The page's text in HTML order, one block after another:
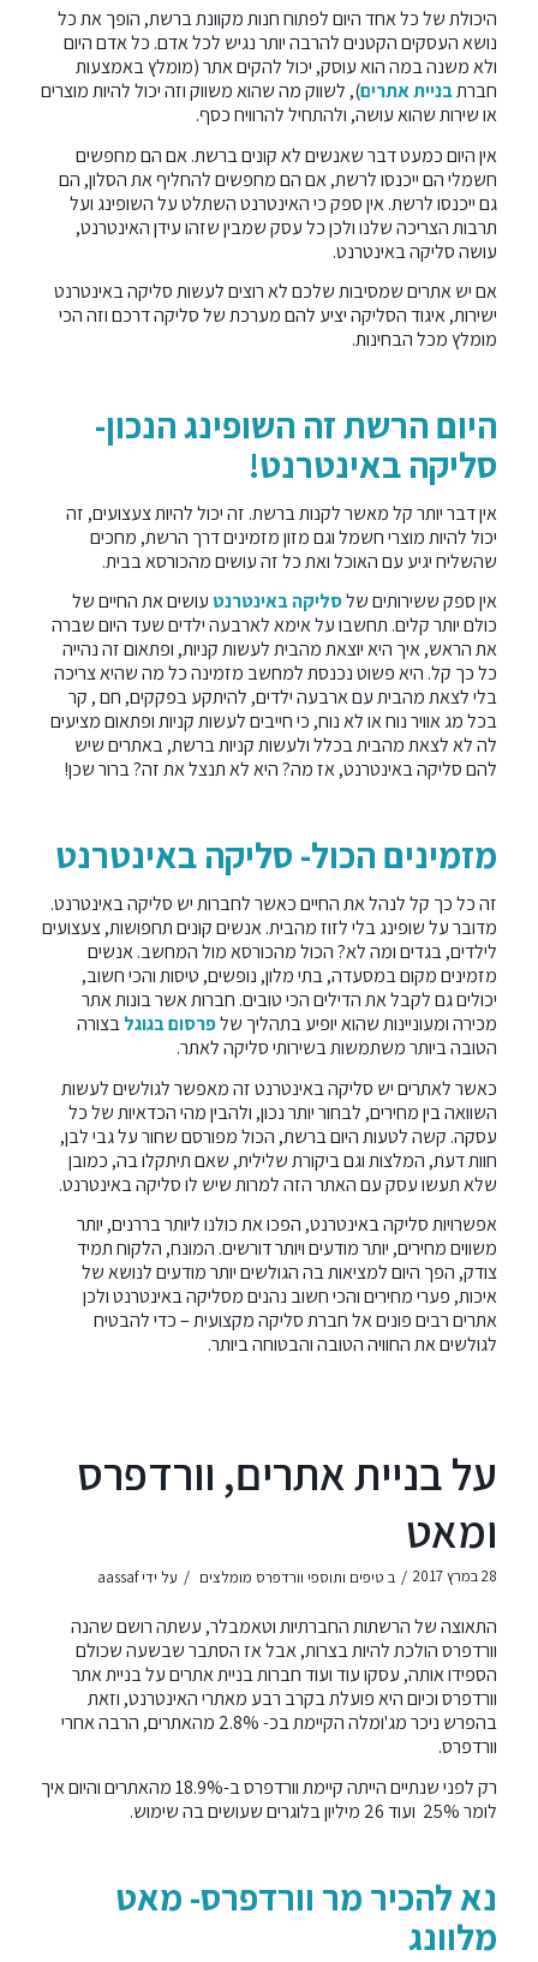
היכולת של כל אחד היום לפתוח חנות מקוונת ברשת, הופך את כל
נושא העסקים הקטנים להרבה יותר נגיש לכל אדם. כל אדם היום
ולא משנה במה הוא עוסק, יכול להקים אתר (מומלץ באמצעות
חברתבניית אתרים), לשווק מה שהוא משווק וזה יכול להיות מוצרים
או שירות שהוא עושה, ולהתחיל להרוויח כסף.
אין היום כמעט דבר שאנשים לא קונים ברשת. אם הם מחפשים
חשמלי הם ייכנסו לרשת, אם הם מחפשים להחליף את הסלון, הם
גם ייכנסו לרשת. אין ספק כי האינטרנט השתלט על השופינג ועל
תרבות הצריכה שלנו ולכן כל עסק שמבין שזהו עידן האינטרנט,
עושה סליקה באינטרנט.
אם יש אתרים שמסיבות שלכם לא רוצים לעשות סליקה באינטרנט
ישירות, איגוד הסליקה יציע להם מערכת של סליקה דרכם וזה הכי
מומלץ מכל הבחינות.
היום הרשת זה השופינג הנכון-
סליקה באינטרנט!
אין דבר יותר קל מאשר לקנות ברשת. זה יכול להיות צעצועים, זה
יכול להיות מוצרי חשמל וגם מזון מזמינים דרך הרשת, מחכים
שהשליח יגיע עם האוכל ואת כל זה עושים מהכורסא בבית.
אין ספק ששירותים שלסליקה באינטרנט עושים את החיים של
כולם יותר קלים. תחשבו על אימא לארבעה ילדים שעד היום שברה
את הראש, איך היא יוצאת מהבית לעשות קניות, ופתאום זה נהייה
כל כך קל. היא פשוט נכנסת למחשב מזמינה כל מה שהיא צריכה
בלי לצאת מהבית עם ארבעה ילדים, להיתקע בפקקים, חם , קר
בכל מג אוויר נוח או לא נוח, כי חייבים לעשות קניות ופתאום מציעים
לה לא לצאת מהבית בכלל ולעשות קניות ברשת, באתרים שיש
להם סליקה באינטרנט, אז מה? היא לא תנצל את זה? ברור שכן!
מזמינים הכול- סליקה באינטרנט
זה כל כך קל לנהל את החיים כאשר לחברות יש סליקה באינטרנט.
מדובר על שופינג בלי לזוז מהבית. אנשים קונים תחפושות, צעצועים
לילדים, בגדים ומה לא? הכול מהכורסא מול המחשב. אנשים
מזמינים מקום במסעדה, בתי מלון, נופשים, טיסות והכי חשוב,
יכולים גם לקבל את הדילים הכי טובים. חברות אשר בונות אתר
מכירה ומעוניינות שהוא יופיע בתהליך שלפרסום בגוגלבצורה
הטובה ביותר משתמשות בשירותי סליקה לאתר.
כאשר לאתרים יש סליקה באינטרנט זה מאפשר לגולשים לעשות
השוואה בין מחירים, לבחור יותר נכון, ולהבין מהי הכדאיות של כל
עסקה. קשה לטעות היום ברשת, הכול מפורסם שחור על גבי לבן,
חוות דעת, המלצות וגם ביקורת שלילית, שאם תיתקלו בה, כמובן
שלא תעשו עסק עם האתר הזה למרות שיש לו סליקה באינטרנט.
אפשרויות סליקה באינטרנט, הפכו את כולנו ליותר בררנים, יותר
משווים מחירים, יותר מודעים ויותר דורשים. המונח, הלקוח תמיד
צודק, הפך היום למציאות בה הגולשים יותר מודעים לנושא של
איכות, פערי מחירים והכי חשוב נהנים מסליקה באינטרנט ולכן
אתרים רבים פונים אל חברת סליקה מקצועית – כדי להבטיח
לגולשים את החוויה הטובה והבטוחה ביותר.
על בניית אתרים, וורדפרס
ומאט
28 במרץ 2017 / ב טיפים ותוספי וורדפרס מומלצים / על ידיaassaf
התאוצה של הרשתות החברתיות וטאמבלר, עשתה רושם שהנה
וורדפרס הולכת להיות בצרות, אבל אז הסתבר שבשעה שכולם
הספידו אותה, עסקו עוד ועוד חברות בניית אתרים על בניית אתר
וורדפרס וכיום היא פועלת בקרב רבע מאתרי האינטרנט, וזאת
בהפרש ניכר מג'ומלה הקיימת בכ- 2.8% מהאתרים, הרבה אחרי
וורדפרס.
רק לפני שנתיים הייתה קיימת וורדפרס ב-18.9% מהאתרים והיום איך
לומר 25% ועוד 26 מיליון בלוגרים שעושים בה שימוש.
נא להכיר מר וורדפרס- מאט
מלוונג